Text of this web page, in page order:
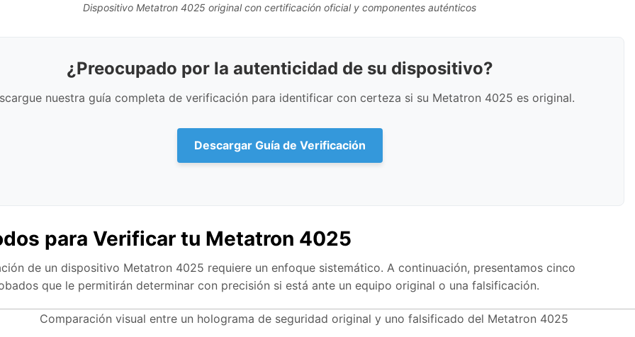
Dispositivo Metatron 4025 original con certificación oficial y componentes auténticos
¿Preocupado por la autenticidad de su dispositivo?
nuestra guía completa de verificación para identificar con certeza si su Metatron 4025 es original.
Descargar Guía de Verificación
para Verificar tu Metatron 4025
de un dispositivo Metatron 4025 requiere un enfoque sistemático. A continuación, presentamos cinco
que le permitirán determinar con precisión si está ante un equipo original o una falsificación.